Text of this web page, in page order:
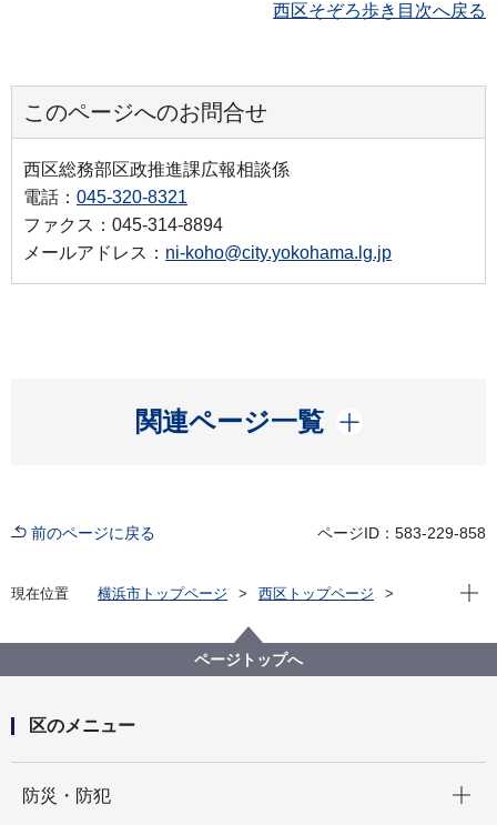
西区そぞろ歩き目次へ戻る
このページへのお問合せ
西区総務部区政推進課広報相談係
電話： 045-320-8321
ファクス：045-314-8894
メールアドレス： ni-koho@city.yokohama.lg.jp
関連ページ一覧
開く
前のページに戻る ページID：583-229-858
現在位置 横浜市トップページ
西区トップページ
掃部頭の銅像
現在
ページトップへ
区のメニュー
防災・防犯